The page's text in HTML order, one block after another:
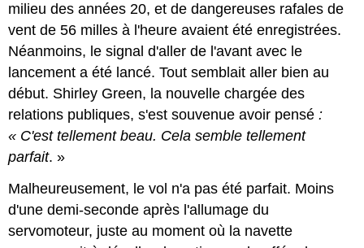
milieu des années 20, et de dangereuses rafales de
vent de 56 milles à l'heure avaient été enregistrées.
Néanmoins, le signal d'aller de l'avant avec le
lancement a été lancé. Tout semblait aller bien au
début. Shirley Green, la nouvelle chargée des
relations publiques, s'est souvenue avoir pensé:
« C'est tellement beau. Cela semble tellement
parfait. »
Malheureusement, le vol n'a pas été parfait. Moins
d'une demi-seconde après l'allumage du
servomoteur, juste au moment où la navette